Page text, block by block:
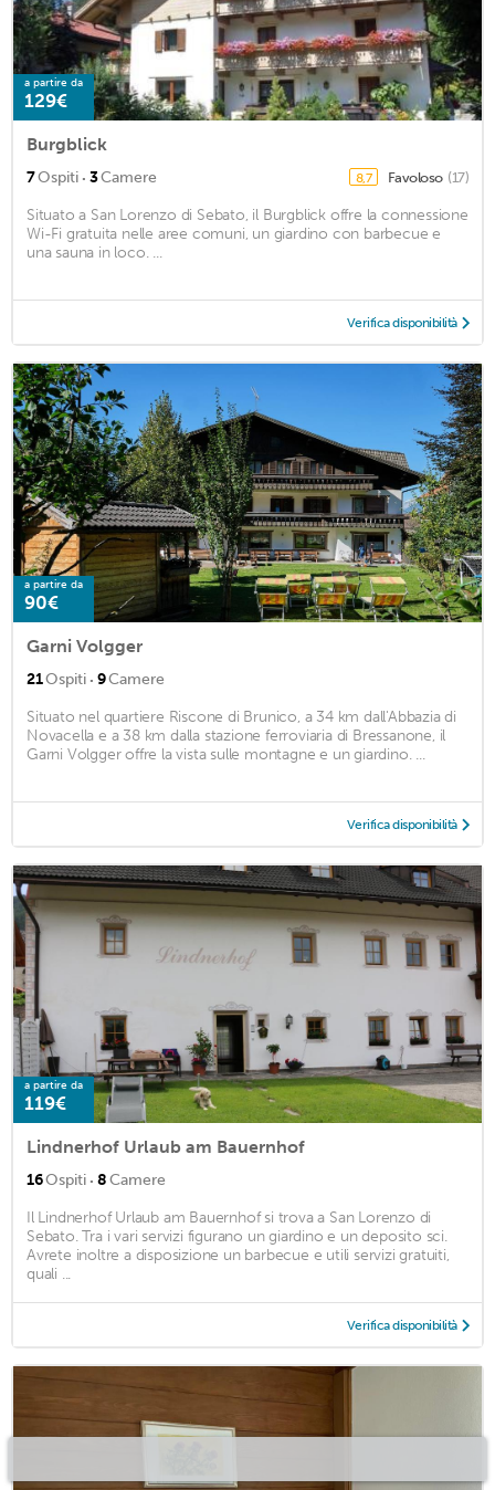
a partire da
129€
Burgblick
7Ospiti · 3Camere 8,7 Favoloso (17)
Situato a San Lorenzo di Sebato, il Burgblick offre la connessione
Wi-Fi gratuita nelle aree comuni, un giardino con barbecue e
una sauna in loco. ...
Verifica disponibilità
a partire da
90€
Garni Volgger
21Ospiti · 9Camere
Situato nel quartiere Riscone di Brunico, a 34 km dall'Abbazia di
Novacella e a 38 km dalla stazione ferroviaria di Bressanone, il
Garni Volgger offre la vista sulle montagne e un giardino. ...
Verifica disponibilità
a partire da
119€
Lindnerhof Urlaub am Bauernhof
16Ospiti · 8Camere
Il Lindnerhof Urlaub am Bauernhof si trova a San Lorenzo di
Sebato. Tra i vari servizi figurano un giardino e un deposito sci.
Avrete inoltre a disposizione un barbecue e utili servizi gratuiti,
quali ...
Verifica disponibilità